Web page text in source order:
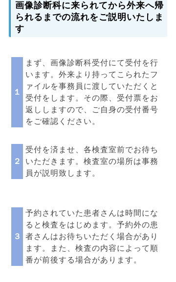
画像診断科に来られてから外来へ帰
られるまでの流れをご説明いたしま
す
１
まず、画像診断科受付にて受付を行
います。外来より持ってこられたフ
ァイルを事務員に渡していただくと
受付をします。その際、受付票をお
返ししますので、ご自身の受付番号
をご確認ください。
２
受付を済ませ、各検査室前でお待ち
いただきます。検査室の場所は事務
員が説明致します。
３
予約されていた患者さんは時間にな
ると検査をはじめます。予約外の患
者さんはお待ちいただく場合があり
ます。また、検査の内容によって順
番が前後する場合があります。